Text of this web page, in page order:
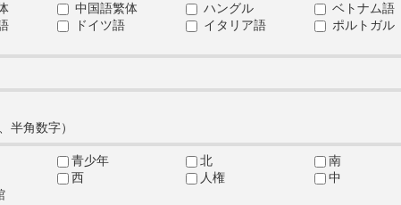
中国語繁体 ハングル ベトナム語
ドイツ語 イタリア語 ポルトガル
半角数字）
青少年 北 南
西 人権 中